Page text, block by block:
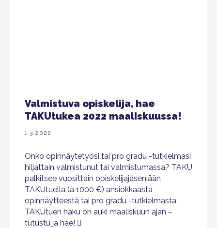
Valmistuva opiskelija, hae
TAKUtukea 2022 maaliskuussa!
1.3.2022
Onko opinnäytetyösi tai pro gradu -tutkielmasi
hiljattain valmistunut tai valmistumassa? TAKU
palkitsee vuosittain opiskelijajäseniään
TAKUtuella (à 1000 €) ansiokkaasta
opinnäytteestä tai pro gradu -tutkielmasta.
TAKUtuen haku on auki maaliskuun ajan –
tutustu ja hae!